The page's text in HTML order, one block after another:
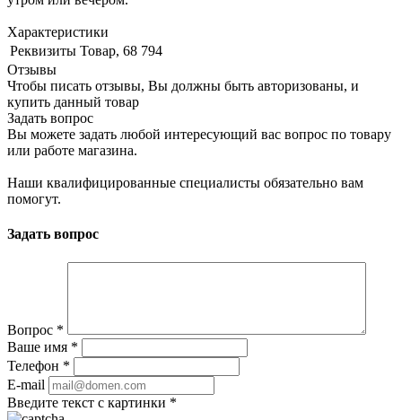
Характеристики
Реквизиты Товар, 68 794
Отзывы
Чтобы писать отзывы, Вы должны быть авторизованы, и
купить данный товар
Задать вопрос
Вы можете задать любой интересующий вас вопрос по товару
или работе магазина.
Наши квалифицированные специалисты обязательно вам
помогут.
Задать вопрос
Вопрос *
Ваше имя *
Телефон *
E-mail
Введите текст с картинки *